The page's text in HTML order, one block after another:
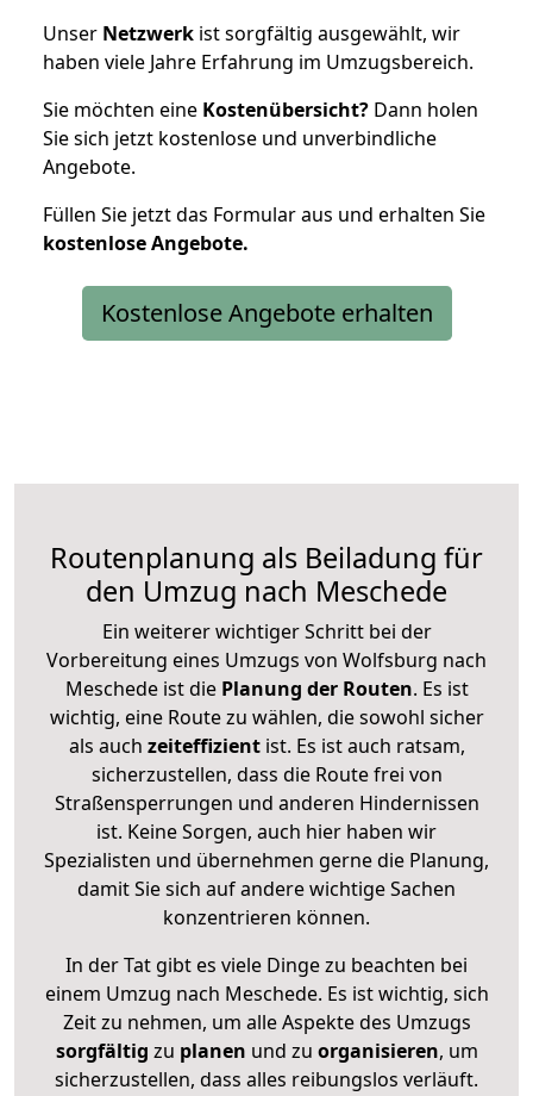
Unser Netzwerk ist sorgfältig ausgewählt, wir
haben viele Jahre Erfahrung im Umzugsbereich.
Sie möchten eine Kostenübersicht? Dann holen
Sie sich jetzt kostenlose und unverbindliche
Angebote.
Füllen Sie jetzt das Formular aus und erhalten Sie
kostenloseAngebote.
Kostenlose Angebote erhalten
Routenplanung als Beiladung für
den Umzug nach Meschede
Ein weiterer wichtiger Schritt bei der
Vorbereitung eines Umzugs von Wolfsburg nach
Meschede ist diePlanung der Routen. Es ist
wichtig, eine Route zu wählen, die sowohl sicher
als auch zeiteffizientist. Es ist auch ratsam,
sicherzustellen, dass die Route frei von
Straßensperrungen und anderen Hindernissen
ist. Keine Sorgen, auch hier haben wir
Spezialisten und übernehmen gerne die Planung,
damit Sie sich auf andere wichtige Sachen
konzentrieren können.
In der Tat gibt es viele Dinge zu beachten bei
einem Umzug nach Meschede. Es ist wichtig, sich
Zeit zu nehmen, um alle Aspekte des Umzugs
sorgfältig zu planen und zu organisieren, um
sicherzustellen, dass alles reibungslos verläuft.